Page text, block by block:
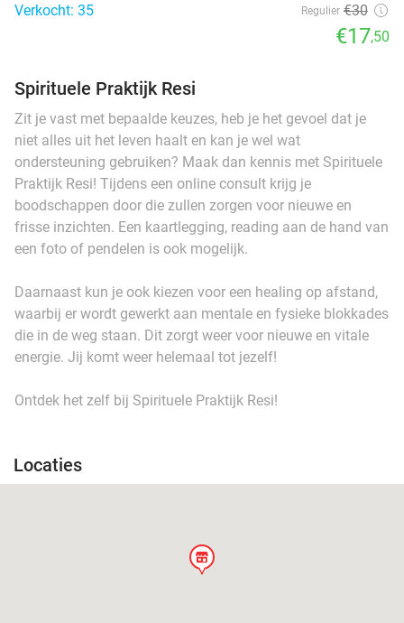
Verkocht: 35
Regulier €30
€17,50
Spirituele Praktijk Resi
Zit je vast met bepaalde keuzes, heb je het gevoel dat je
niet alles uit het leven haalt en kan je wel wat
ondersteuning gebruiken? Maak dan kennis met Spirituele
Praktijk Resi! Tijdens een online consult krijg je
boodschappen door die zullen zorgen voor nieuwe en
frisse inzichten. Een kaartlegging, reading aan de hand van
een foto of pendelen is ook mogelijk.
Daarnaast kun je ook kiezen voor een healing op afstand,
waarbij er wordt gewerkt aan mentale en fysieke blokkades
die in de weg staan. Dit zorgt weer voor nieuwe en vitale
energie. Jij komt weer helemaal tot jezelf!
Ontdek het zelf bij Spirituele Praktijk Resi!
Locaties
store